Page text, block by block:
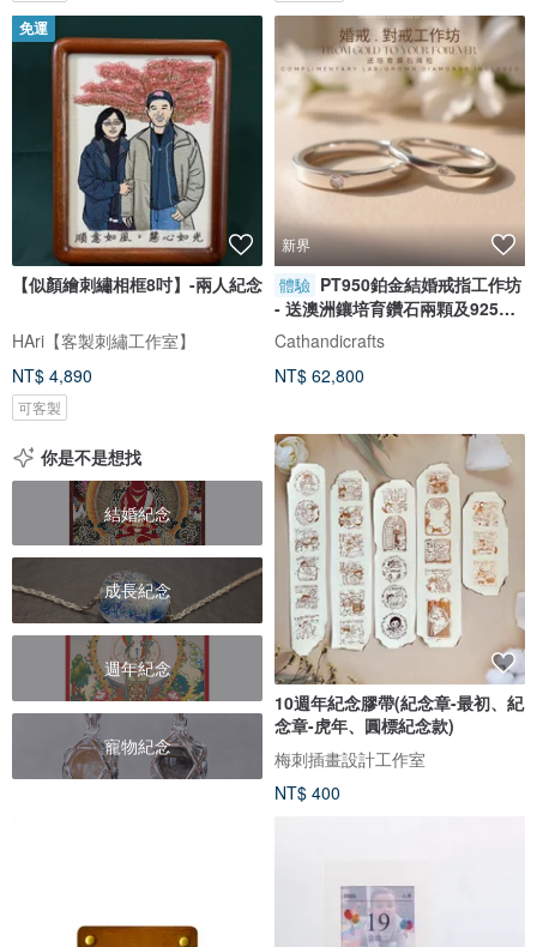
免運
【似顏繪刺繡相框8吋】-兩人紀念
HAri【客製刺繡工作室】
NT$ 4,890
可客製
新界
體驗 PT950鉑金結婚戒指工作坊
- 送澳洲鑲培育鑽石兩顆及925銀
對戒
Cathandicrafts
NT$ 62,800
你是不是想找
結婚紀念
成長紀念
週年紀念
寵物紀念
10週年紀念膠帶(紀念章-最初、紀
念章-虎年、圓標紀念款)
梅刺插畫設計工作室
NT$ 400